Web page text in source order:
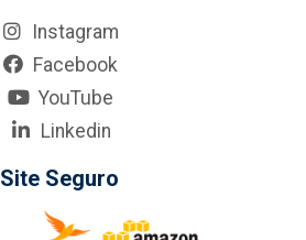
Instagram
Facebook
YouTube
Linkedin
Site Seguro